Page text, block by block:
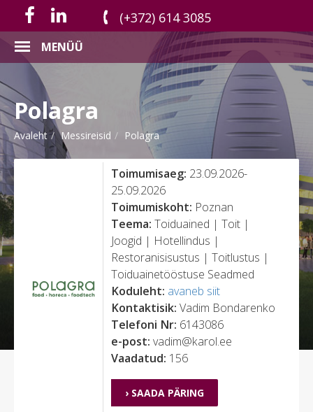
(+372) 614 3085
MENÜÜ
Polagra
Avaleht Messireisid Polagra
Toimumisaeg: 23.09.2026-
25.09.2026
Toimumiskoht: Poznan
Teema:Toiduained | Toit |
Joogid | Hotellindus |
Restoranisisustus | Toitlustus |
Toiduainetööstuse Seadmed
Koduleht: avaneb siit
Kontaktisik:Vadim Bondarenko
Telefoni Nr: 6143086
e-post:vadim@karol.ee
Vaadatud: 156
› SAADA PÄRING